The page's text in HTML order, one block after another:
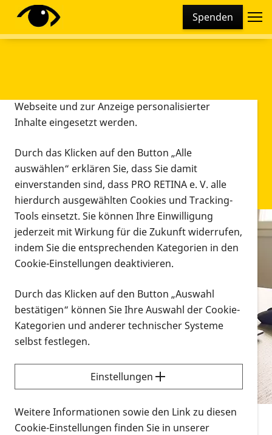
Spenden
Infomaterial
Infomaterial
Vorlesen
Alle Infomaterialien in verschiedenen
Formaten an einem Ort
Sie möchten wissen, wie Sie nach Infonmaterial
suchen und dieses bestellen bzw. herunterladen
können? Schauen Sie sich dieErklärvideos zum
Thema Infomaterial auf der PRO RETINA-Website
für blinde und sehbehinderte Menschen an.
Diese Webseite setzt verschiedene Cookies und
Tracking-Tools ein. Dies beinhaltet Cookies und
Webseite und zur Anzeige personalisierter
Inhalte eingesetzt werden.
Durch das Klicken auf den Button „Alle
auswählen“ erklären Sie, dass Sie damit
einverstanden sind, dass PRO RETINA e. V. alle
hierdurch ausgewählten Cookies und Tracking-
Tools einsetzt. Sie können Ihre Einwilligung
jederzeit mit Wirkung für die Zukunft widerrufen,
indem Sie die entsprechenden Kategorien in den
Cookie-Einstellungen deaktivieren.
Durch das Klicken auf den Button „Auswahl
bestätigen“ können Sie Ihre Auswahl der Cookie-
Kategorien und anderer technischer Systeme
selbst festlegen.
Einstellungen
Weitere Informationen sowie den Link zu diesen
Cookie-Einstellungen finden Sie in unserer